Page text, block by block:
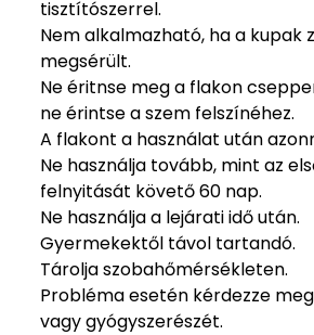
tisztítószerrel.
Nem alkalmazható, ha a kupak
megsérült.
Ne éritnse meg a flakon
ne érintse a szem felszínéhez.
A flakont a használat után
Ne használja tovább, mint az
felnyitását követő 60 nap.
Ne használja a lejárati idő után.
Gyermekektől távol tartandó.
Tárolja szobahőmérsékleten.
Probléma esetén kérdezze
vagy gyógyszerészét.